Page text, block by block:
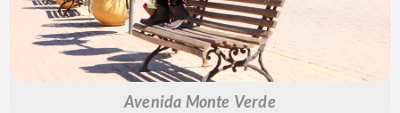
Avenida Monte Verde